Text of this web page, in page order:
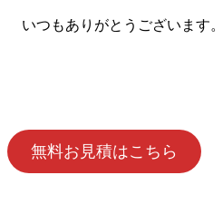
いつもありがとうございます
無料お見積はこちら